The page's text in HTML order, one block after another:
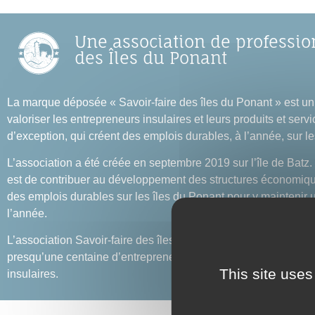
Une association de
des Îles du Ponant
La marque déposée « Savoir-faire des îles du Ponant » est
valoriser les entrepreneurs insulaires et leurs produits et
d’exception, qui créent des emplois durables, à l’année, sur
L’association a été créée en septembre 2019 sur l’île de
est de contribuer au développement des structures
des emplois durables sur les îles du Ponant pour y maintenir
l’année.
L’association Savoir-faire des îles du Ponant regroupe
presqu’une centaine d’entrepreneur.es insulaires et de
insulaires.
This site